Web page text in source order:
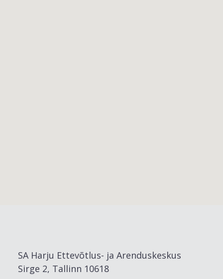
SA Harju Ettevõtlus- ja Arenduskeskus
Sirge 2, Tallinn 10618